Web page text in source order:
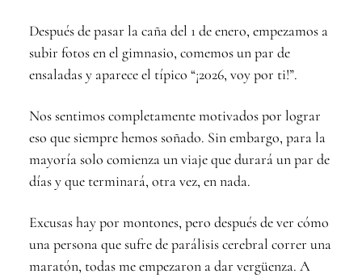
Después de pasar la caña del 1 de enero, empezamos a
subir fotos en el gimnasio, comemos un par de
ensaladas y aparece el típico “¡2026, voy por ti!”.
Nos sentimos completamente motivados por lograr
eso que siempre hemos soñado. Sin embargo, para la
mayoría solo comienza un viaje que durará un par de
días y que terminará, otra vez, en nada.
Excusas hay por montones, pero después de ver cómo
una persona que sufre de parálisis cerebral correr una
maratón, todas me empezaron a dar vergüenza. A